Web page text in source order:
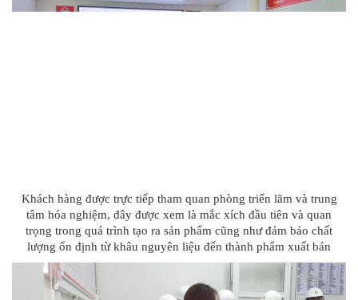
Khách hàng được trực tiếp tham quan phòng triển lãm và trung
tâm hóa nghiệm, đây được xem là mắc xích đầu tiên và quan
trọng trong quá trình tạo ra sản phẩm cũng như đảm bảo chất
lượng ổn định từ khâu nguyên liệu đến thành phẩm xuất bán